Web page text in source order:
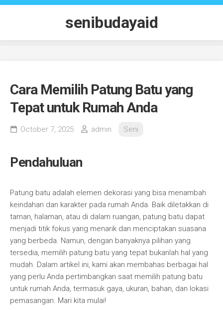
Skip
senibudayaid
Cara Memilih Patung Batu yang
Tepat untuk Rumah Anda
October 7, 2025 admin Seni
Pendahuluan
Patung batu adalah elemen dekorasi yang bisa menambah
keindahan dan karakter pada rumah Anda. Baik diletakkan di
taman, halaman, atau di dalam ruangan, patung batu dapat
menjadi titik fokus yang menarik dan menciptakan suasana
yang berbeda. Namun, dengan banyaknya pilihan yang
tersedia, memilih patung batu yang tepat bukanlah hal yang
mudah. Dalam artikel ini, kami akan membahas berbagai hal
yang perlu Anda pertimbangkan saat memilih patung batu
untuk rumah Anda, termasuk gaya, ukuran, bahan, dan lokasi
pemasangan. Mari kita mulai!